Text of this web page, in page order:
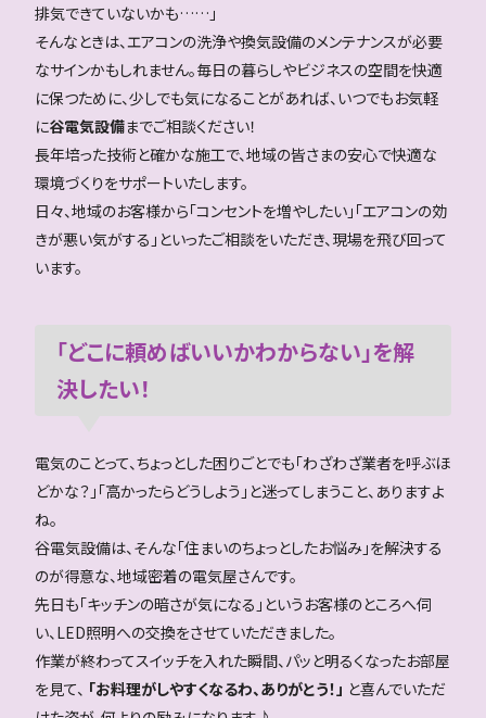
排気できていないかも……」
そんなときは、エアコンの洗浄や換気設備のメンテナンスが必要
なサインかもしれません。毎日の暮らしやビジネスの空間を快適
に保つために、少しでも気になることがあれば、いつでもお気軽
に谷電気設備までご相談ください！
長年培った技術と確かな施工で、地域の皆さまの安心で快適な
環境づくりをサポートいたします。
日々、地域のお客様から「コンセントを増やしたい」「エアコンの効
きが悪い気がする」といったご相談をいただき、現場を飛び回って
います。
「どこに頼めばいいかわからない」を解
決したい！
電気のことって、ちょっとした困りごとでも「わざわざ業者を呼ぶほ
どかな？」「高かったらどうしよう」と迷ってしまうこと、ありますよ
ね。
谷電気設備は、そんな「住まいのちょっとしたお悩み」を解決する
のが得意な、地域密着の電気屋さんです。
先日も「キッチンの暗さが気になる」というお客様のところへ伺
い、LED照明への交換をさせていただきました。
作業が終わってスイッチを入れた瞬間、パッと明るくなったお部屋
を見て、 「お料理がしやすくなるわ、ありがとう！」 と喜んでいただ